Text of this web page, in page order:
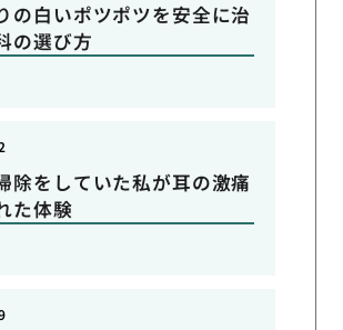
の白いポツポツを安全に治
の選び方
除をしていた私が耳の激痛
た体験